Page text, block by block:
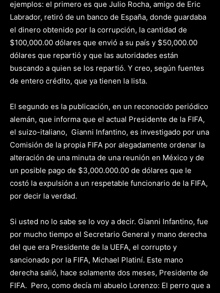
ejemplos: el primero es que Julio Rocha, amigo de Eric
Labrador, retiró de un banco de España, donde guardaba
el dinero obtenido por la corrupción, la cantidad de
$100,000.00 dólares que envió a su país y $50,000.00
dólares que repartió y que las autoridades están
buscando a quien se los repartió. Y creo, según fuentes
de entero crédito, que ya tienen la lista.
El segundo es la publicación, en un reconocido periódico
alemán, que informa que el actual Presidente de la FIFA,
el suizo-italiano, Gianni Infantino, es investigado por una
Comisión de la propia FIFA por alegadamente ordenar la
alteración de una minuta de una reunión en México y de
un posible pago de $3,000.000.00 de dólares que le
costó la expulsión a un respetable funcionario de la FIFA,
por decir la verdad.
Si usted no lo sabe se lo voy a decir. Gianni Infantino, fue
por mucho tiempo el Secretario General y mano derecha
del que era Presidente de la UEFA, el corrupto y
sancionado por la FIFA, Michael Platiní. Este mano
derecha salió, hace solamente dos meses, Presidente de
FIFA. Pero, como decía mi abuelo Lorenzo: El perro que a